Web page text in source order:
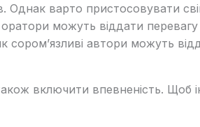
Однак варто пристосовувати
можуть віддати
сором’язливі автори можуть
включити впевненість. Щоб